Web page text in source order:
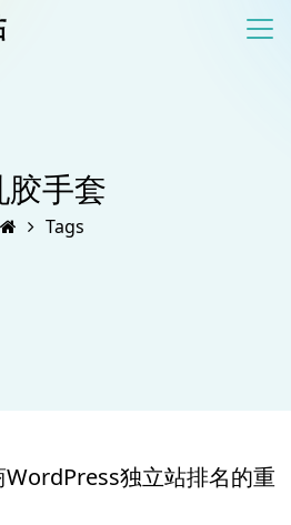
胶手套
Tags
独立站排名的重